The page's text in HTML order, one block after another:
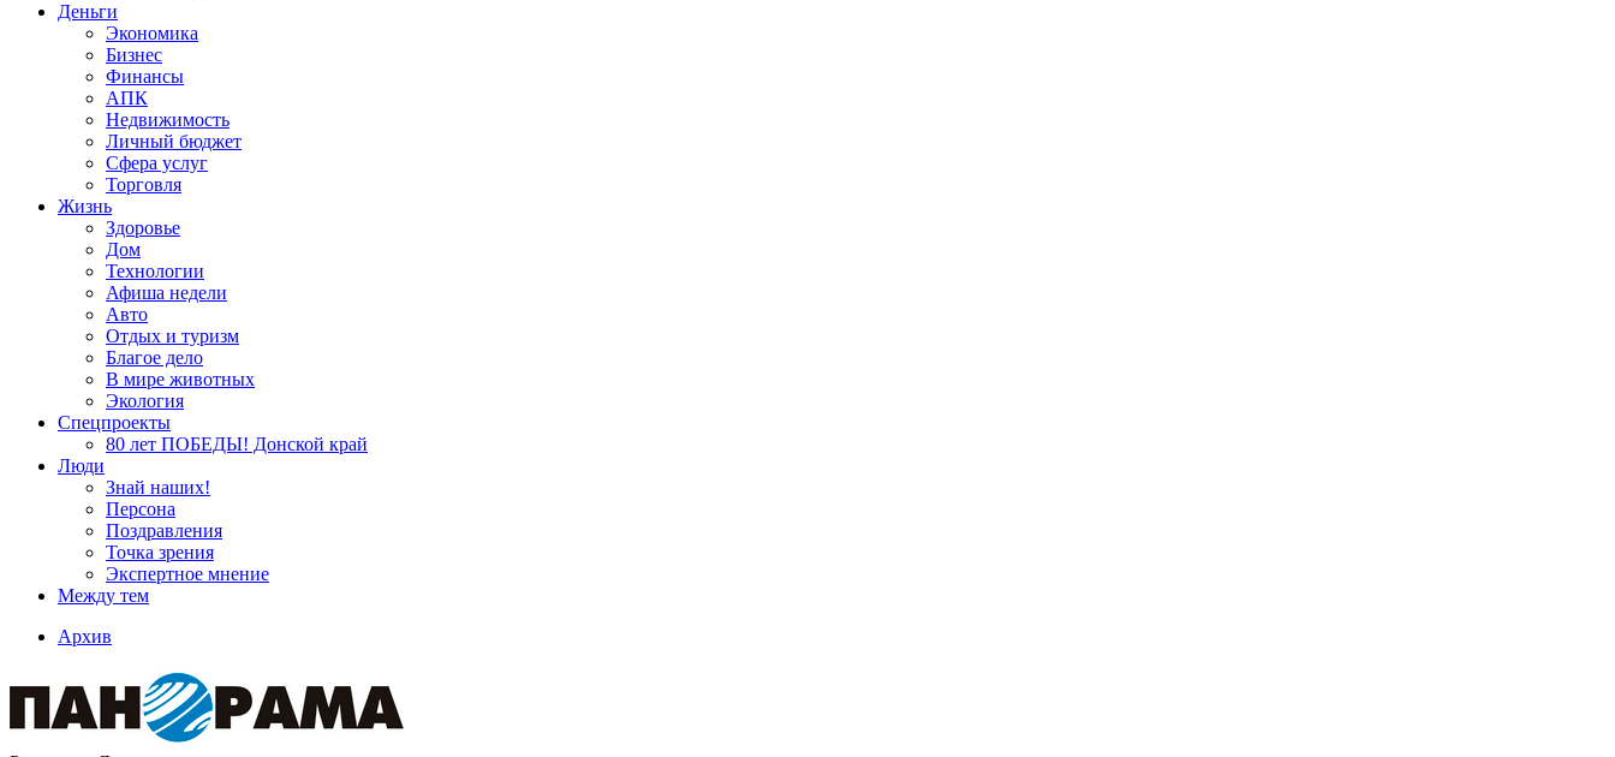
Деньги
Экономика
Бизнес
Финансы
АПК
Недвижимость
Личный бюджет
Сфера услуг
Торговля
Жизнь
Здоровье
Дом
Технологии
Афиша недели
Авто
Отдых и туризм
Благое дело
В мире животных
Экология
Спецпроекты
80 лет ПОБЕДЫ! Донской край
Люди
Знай наших!
Персона
Поздравления
Точка зрения
Экспертное мнение
Между тем
Архив